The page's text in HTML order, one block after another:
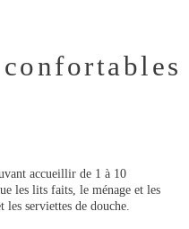
accueillir de 1 à 10
les lits faits, le ménage et les
les serviettes de douche.